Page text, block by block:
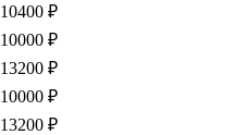
10400 ₽
10000 ₽
13200 ₽
10000 ₽
13200 ₽